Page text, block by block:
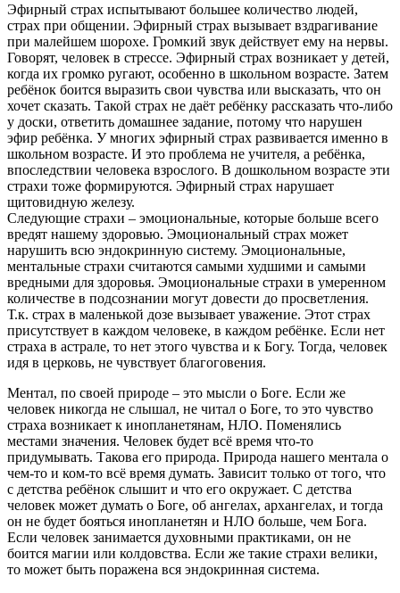
Эфирный страх испытывают большее количество людей,
страх при общении. Эфирный страх вызывает вздрагивание
при малейшем шорохе. Громкий звук действует ему на нервы.
Говорят, человек в стрессе. Эфирный страх возникает у детей,
когда их громко ругают, особенно в школьном возрасте. Затем
ребёнок боится выразить свои чувства или высказать, что он
хочет сказать. Такой страх не даёт ребёнку рассказать что-либо
у доски, ответить домашнее задание, потому что нарушен
эфир ребёнка. У многих эфирный страх развивается именно в
школьном возрасте. И это проблема не учителя, а ребёнка,
впоследствии человека взрослого. В дошкольном возрасте эти
страхи тоже формируются. Эфирный страх нарушает
щитовидную железу.
Следующие страхи – эмоциональные, которые больше всего
вредят нашему здоровью. Эмоциональный страх может
нарушить всю эндокринную систему. Эмоциональные,
ментальные страхи считаются самыми худшими и самыми
вредными для здоровья. Эмоциональные страхи в умеренном
количестве в подсознании могут довести до просветления.
Т.к. страх в маленькой дозе вызывает уважение. Этот страх
присутствует в каждом человеке, в каждом ребёнке. Если нет
страха в астрале, то нет этого чувства и к Богу. Тогда, человек
идя в церковь, не чувствует благоговения.
Ментал, по своей природе – это мысли о Боге. Если же
человек никогда не слышал, не читал о Боге, то это чувство
страха возникает к инопланетянам, НЛО. Поменялись
местами значения. Человек будет всё время что-то
придумывать. Такова его природа. Природа нашего ментала о
чем-то и ком-то всё время думать. Зависит только от того, что
с детства ребёнок слышит и что его окружает. С детства
человек может думать о Боге, об ангелах, архангелах, и тогда
он не будет бояться инопланетян и НЛО больше, чем Бога.
Если человек занимается духовными практиками, он не
боится магии или колдовства. Если же такие страхи велики,
то может быть поражена вся эндокринная система.